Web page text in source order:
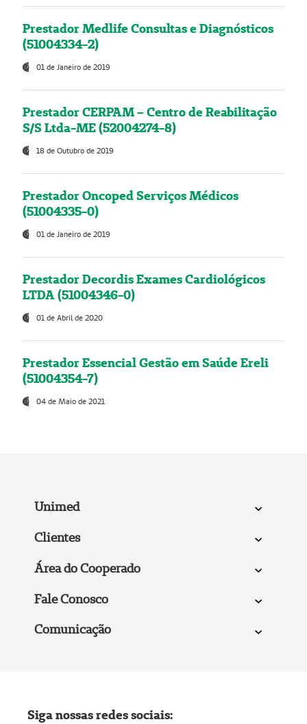
Prestador Medlife Consultas e Diagnósticos
(51004334-2)
01 de Janeiro de 2019
Prestador CERPAM – Centro de Reabilitação
S/S Ltda-ME (52004274-8)
18 de Outubro de 2019
Prestador Oncoped Serviços Médicos
(51004335-0)
01 de Janeiro de 2019
Prestador Decordis Exames Cardiológicos
LTDA (51004346-0)
01 de Abril de 2020
Prestador Essencial Gestão em Saúde Ereli
(51004354-7)
04 de Maio de 2021
Unimed
Clientes
Área do Cooperado
Fale Conosco
Comunicação
Siga nossas redes sociais: